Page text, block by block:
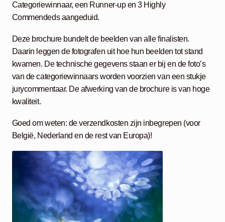
Categoriewinnaar, een Runner-up en 3 Highly
Commendeds aangeduid.
Deze brochure bundelt de beelden van alle finalisten.
Daarin leggen de fotografen uit hoe hun beelden tot stand
kwamen. De technische gegevens staan er bij en de foto’s
van de categoriewinnaars worden voorzien van een stukje
jurycommentaar. De afwerking van de brochure is van hoge
kwaliteit.
Goed om weten: de verzendkosten zijn inbegrepen (voor
België, Nederland en de rest van Europa)!